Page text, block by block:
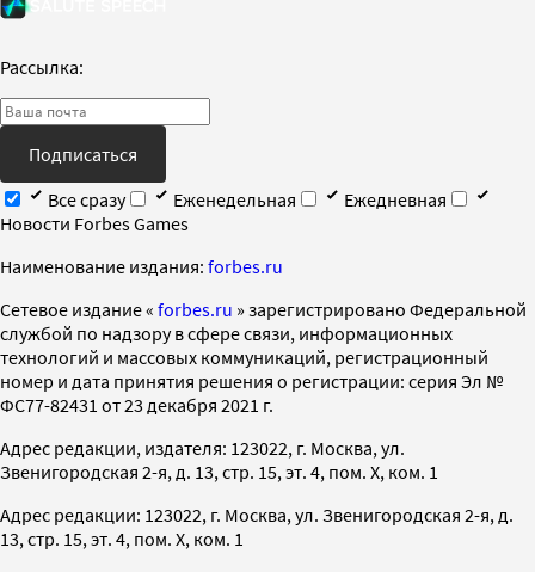
Рассылка:
Подписаться
Все сразу
Еженедельная
Ежедневная
Новости Forbes Games
Наименование издания: forbes.ru
Cетевое издание « forbes.ru » зарегистрировано Федеральной
службой по надзору в сфере связи, информационных
технологий и массовых коммуникаций, регистрационный
номер и дата принятия решения о регистрации: серия Эл №
ФС77-82431 от 23 декабря 2021 г.
Адрес редакции, издателя: 123022, г. Москва, ул.
Звенигородская 2-я, д. 13, стр. 15, эт. 4, пом. X, ком. 1
Адрес редакции: 123022, г. Москва, ул. Звенигородская 2-я, д.
13, стр. 15, эт. 4, пом. X, ком. 1